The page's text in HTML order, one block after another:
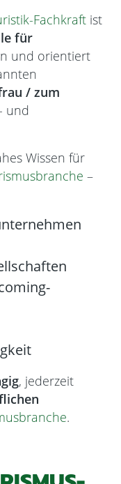
Fachkraft ist
für
und orientiert
/ zum
und
Wissen für
–
, jederzeit
.